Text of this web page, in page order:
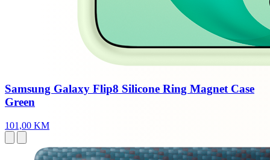
Samsung Galaxy Flip8 Silicone Ring Magnet Case
Green
101,00 KM